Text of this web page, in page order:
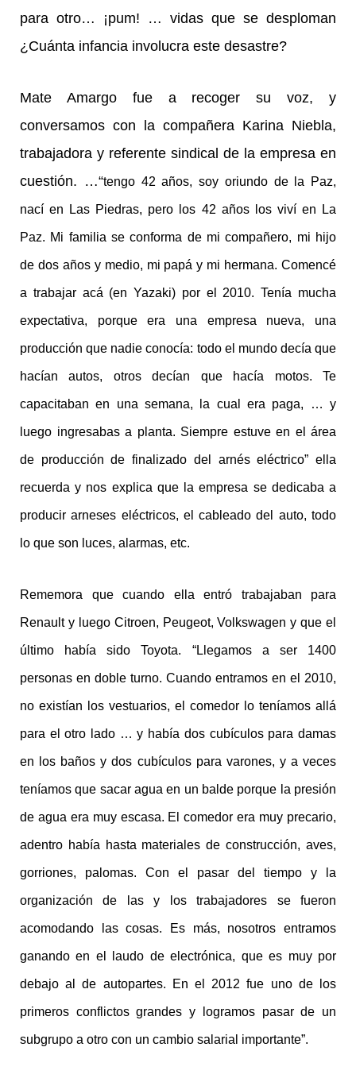
para otro… ¡pum! … vidas que se desploman
¿Cuánta infancia involucra este desastre?
Mate Amargo fue a recoger su voz, y
conversamos con la compañera Karina Niebla,
trabajadora y referente sindical de la empresa en
cuestión. …“tengo 42 años, soy oriundo de la Paz,
nací en Las Piedras, pero los 42 años los viví en La
Paz. Mi familia se conforma de mi compañero, mi hijo
de dos años y medio, mi papá y mi hermana. Comencé
a trabajar acá (en Yazaki) por el 2010. Tenía mucha
expectativa, porque era una empresa nueva, una
producción que nadie conocía: todo el mundo decía que
hacían autos, otros decían que hacía motos. Te
capacitaban en una semana, la cual era paga, … y
luego ingresabas a planta. Siempre estuve en el área
de producción de finalizado del arnés eléctrico” ella
recuerda y nos explica que la empresa se dedicaba a
producir arneses eléctricos, el cableado del auto, todo
lo que son luces, alarmas, etc.
Rememora que cuando ella entró trabajaban para
Renault y luego Citroen, Peugeot, Volkswagen y que el
último había sido Toyota. “Llegamos a ser 1400
personas en doble turno. Cuando entramos en el 2010,
no existían los vestuarios, el comedor lo teníamos allá
para el otro lado … y había dos cubículos para damas
en los baños y dos cubículos para varones, y a veces
teníamos que sacar agua en un balde porque la presión
de agua era muy escasa. El comedor era muy precario,
adentro había hasta materiales de construcción, aves,
gorriones, palomas. Con el pasar del tiempo y la
organización de las y los trabajadores se fueron
acomodando las cosas. Es más, nosotros entramos
ganando en el laudo de electrónica, que es muy por
debajo al de autopartes. En el 2012 fue uno de los
primeros conflictos grandes y logramos pasar de un
subgrupo a otro con un cambio salarial importante”.